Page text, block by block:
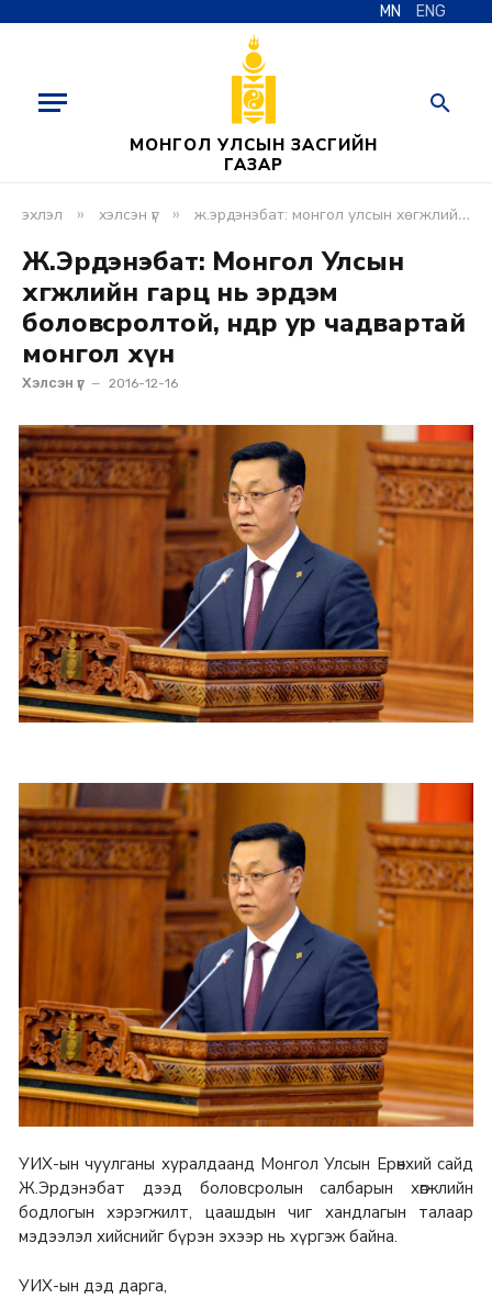
MN ENG
МОНГОЛ УЛСЫН ЗАСГИЙН
ГАЗАР
эхлэл » хэлсэн үг » ж.эрдэнэбат: монгол улсын хөгжлийн гарц нь эрдэм боловсролтой, өндөр ур чадвартай монгол хүн
Ж.Эрдэнэбат: Монгол Улсын
хөгжлийн гарц нь эрдэм
боловсролтой, өндөр ур чадвартай
монгол хүн
Хэлсэн үг 2016-12-16
УИХ-ын чуулганы хуралдаанд Монгол Улсын Ерөнхий сайд
Ж.Эрдэнэбат дээд боловсролын салбарын хөгжлийн
бодлогын хэрэгжилт, цаашдын чиг хандлагын талаар
мэдээлэл хийснийг бүрэн эхээр нь хүргэж байна.
УИХ-ын дэд дарга,